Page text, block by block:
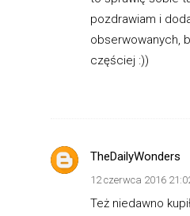
pozdrawiam i
obserwowanych,
częściej :))
TheDailyWonders
12 czerwca 2016
Też niedawno